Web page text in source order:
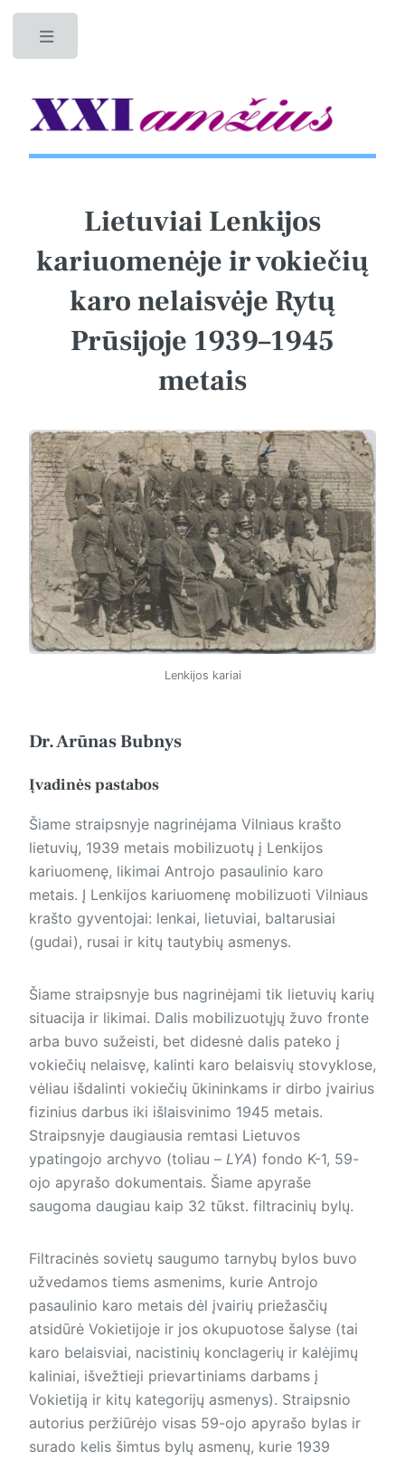
Lietuviai Lenkijos
kariuomenėje ir vokiečių
karo nelaisvėje Rytų
Prūsijoje 1939–1945
metais
Lenkijos kariai
Dr. Arūnas Bubnys
Įvadinės pastabos
Šiame straipsnyje nagrinėjama Vilniaus krašto
lietuvių, 1939 metais mobilizuotų į Lenkijos
kariuomenę, likimai Antrojo pasaulinio karo
metais. Į Lenkijos kariuomenę mobilizuoti Vilniaus
krašto gyventojai: lenkai, lietuviai, baltarusiai
(gudai), rusai ir kitų tautybių asmenys.
Šiame straipsnyje bus nagrinėjami tik lietuvių karių
situacija ir likimai. Dalis mobilizuotųjų žuvo fronte
arba buvo sužeisti, bet didesnė dalis pateko į
vokiečių nelaisvę, kalinti karo belaisvių stovyklose,
vėliau išdalinti vokiečių ūkininkams ir dirbo įvairius
fizinius darbus iki išlaisvinimo 1945 metais.
Straipsnyje daugiausia remtasi Lietuvos
ypatingojo archyvo (toliau – LYA) fondo K-1, 59-
ojo apyrašo dokumentais. Šiame apyraše
saugoma daugiau kaip 32 tūkst. filtracinių bylų.
Filtracinės sovietų saugumo tarnybų bylos buvo
užvedamos tiems asmenims, kurie Antrojo
pasaulinio karo metais dėl įvairių priežasčių
atsidūrė Vokietijoje ir jos okupuotose šalyse (tai
karo belaisviai, nacistinių konclagerių ir kalėjimų
kaliniai, išvežtieji prievartiniams darbams į
Vokietiją ir kitų kategorijų asmenys). Straipsnio
autorius peržiūrėjo visas 59-ojo apyrašo bylas ir
surado kelis šimtus bylų asmenų, kurie 1939